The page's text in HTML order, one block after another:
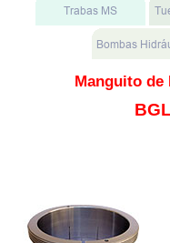
Manguito